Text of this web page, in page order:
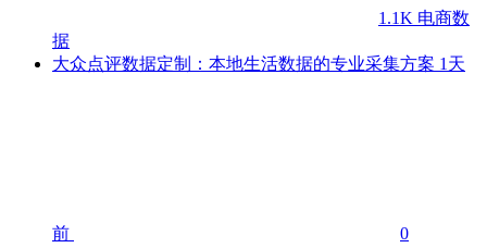
1.1K 电商数
据
大众点评数据定制：本地生活数据的专业采集方案 1天
前 0